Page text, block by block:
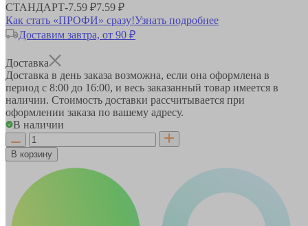
СТАНДАРТ-7.59 ₽7.59 ₽
Как стать «ПРОФИ» сразу!Узнать подробнее
Доставим завтра, от 90 ₽
Доставка
Доставка в день заказа возможна, если она оформлена в
период с 8:00 до 16:00, и весь заказанный товар имеется в
наличии. Стоимость доставки рассчитывается при
оформлении заказа по вашему адресу.
В наличии
В корзину